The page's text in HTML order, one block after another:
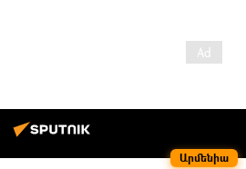
Արմենիա